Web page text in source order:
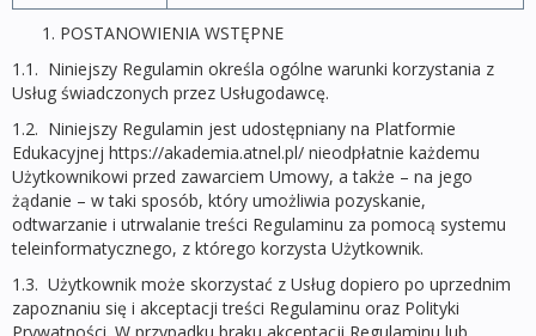
POSTANOWIENIA WSTĘPNE
1.1. Niniejszy Regulamin określa ogólne warunki korzystania z
Usług świadczonych przez Usługodawcę.
1.2. Niniejszy Regulamin jest udostępniany na Platformie
Edukacyjnej https://akademia.atnel.pl/ nieodpłatnie każdemu
Użytkownikowi przed zawarciem Umowy, a także – na jego
żądanie – w taki sposób, który umożliwia pozyskanie,
odtwarzanie i utrwalanie treści Regulaminu za pomocą systemu
teleinformatycznego, z którego korzysta Użytkownik.
1.3. Użytkownik może skorzystać z Usług dopiero po uprzednim
zapoznaniu się i akceptacji treści Regulaminu oraz Polityki